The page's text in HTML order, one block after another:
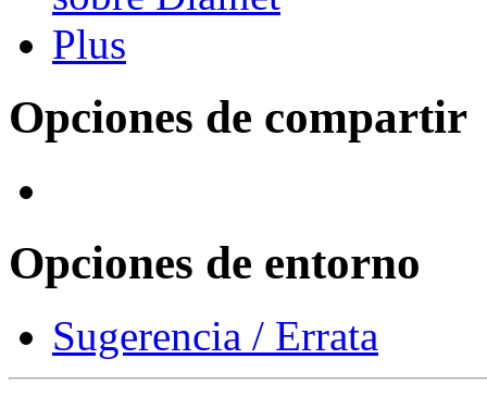
Opciones de compartir
Opciones de entorno
Sugerencia / Errata